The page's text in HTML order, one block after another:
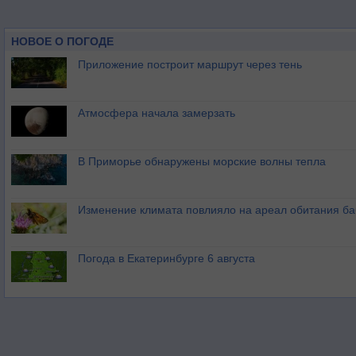
НОВОЕ О ПОГОДЕ
Приложение построит маршрут через тень
Атмосфера начала замерзать
В Приморье обнаружены морские волны тепла
Изменение климата повлияло на ареал обитания
Погода в Екатеринбурге 6 августа